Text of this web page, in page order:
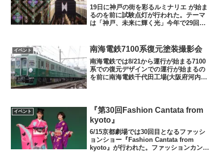
19日に神戸の街を彩るルミナリエ が始ま
るのを前に試験点灯が行われた。テーマ
は「神戸、未来に輝く光」今年で29回目
ーチャル空間でルミナリエ が表示される
など工夫され...
イベント 南海電鉄7100系復元塗装撮影会
南海電鉄では8/21から運行が始まる7100
系での復元デザインでの運行が始まるの
を前に南海電鉄千代田工場(大阪府河内長
ら...
イベント
『第30回Fashion Cantata from
kyoto』
6/15京都劇場では30回目となるファッシ
ョンショー『Fashion Cantata from
kyoto』が行われた。ファッションカンタ